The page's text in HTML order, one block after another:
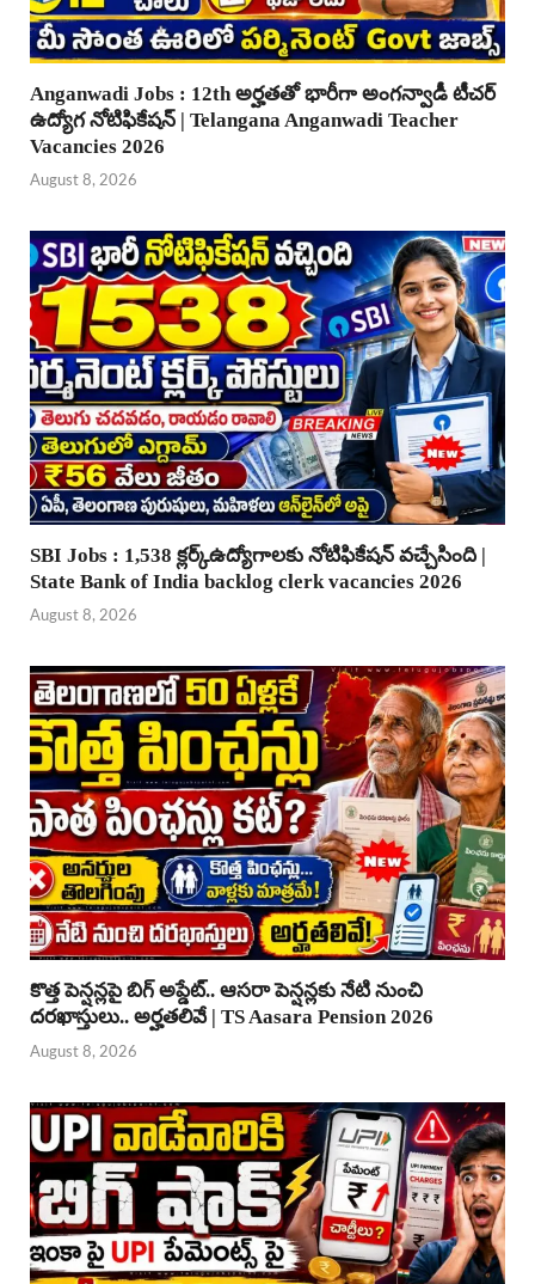
Anganwadi Jobs : 12th అర్హతతో భారీగా అంగన్వాడీ టీచర్
ఉద్యోగ నోటిఫికేషన్ | Telangana Anganwadi Teacher
Vacancies 2026
August 8, 2026
SBI Jobs : 1,538 క్లర్క్ఉద్యోగాలకు నోటిఫికేషన్ వచ్చేసింది |
State Bank of India backlog clerk vacancies 2026
August 8, 2026
కొత్త పెన్షన్లపై బిగ్ అప్డేట్.. ఆసరా పెన్షన్లకు నేటి నుంచి
దరఖాస్తులు.. అర్హతలివే | TS Aasara Pension 2026
August 8, 2026